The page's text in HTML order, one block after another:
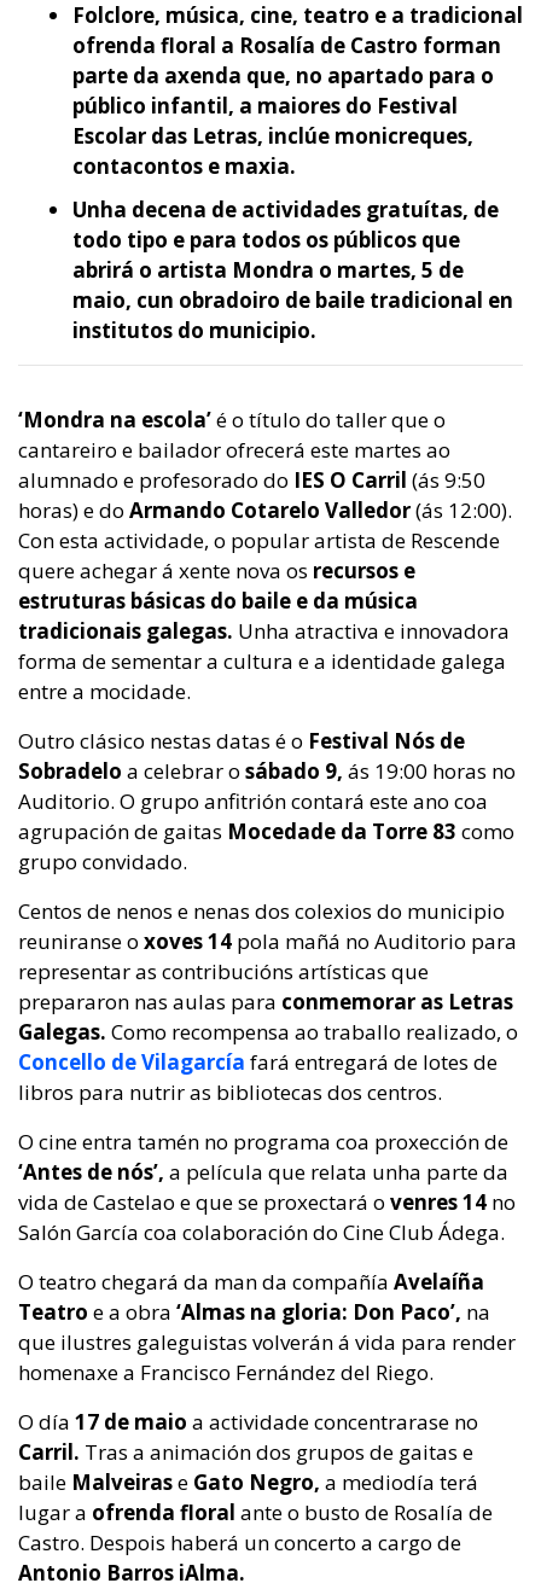
Folclore, música, cine, teatro e a tradicional
ofrenda floral a Rosalía de Castro forman
parte da axenda que, no apartado para o
público infantil, a maiores do Festival
Escolar das Letras, inclúe monicreques,
contacontos e maxia.
Unha decena de actividades gratuítas, de
todo tipo e para todos os públicos que
abrirá o artista Mondra o martes, 5 de
maio, cun obradoiro de baile tradicional en
institutos do municipio.
‘Mondra na escola’é o título do taller que o
cantareiro e bailador ofrecerá este martes ao
alumnado e profesorado do IES O Carril (ás 9:50
horas) e do Armando Cotarelo Valledor(ás 12:00).
Con esta actividade, o popular artista de Rescende
quere achegar á xente nova os recursos e
estruturas básicas do baile e da música
tradicionais galegas. Unha atractiva e innovadora
forma de sementar a cultura e a identidade galega
entre a mocidade.
Outro clásico nestas datas é o Festival Nós de
Sobradelo a celebrar o sábado 9, ás 19:00 horas no
Auditorio. O grupo anfitrión contará este ano coa
agrupación de gaitas Mocedade da Torre 83 como
grupo convidado.
Centos de nenos e nenas dos colexios do municipio
reuniranse o xoves 14 pola mañá no Auditorio para
representar as contribucións artísticas que
prepararon nas aulas para conmemorar as Letras
Galegas. Como recompensa ao traballo realizado, o
Concello de Vilagarcía fará entregará de lotes de
libros para nutrir as bibliotecas dos centros.
O cine entra tamén no programa coa proxección de
‘Antes de nós’, a película que relata unha parte da
vida de Castelao e que se proxectará o venres 14 no
Salón García coa colaboración do Cine Club Ádega.
O teatro chegará da man da compañía Avelaíña
Teatro e a obra ‘Almas na gloria: Don Paco’, na
que ilustres galeguistas volverán á vida para render
homenaxe a Francisco Fernández del Riego.
O día 17 de maio a actividade concentrarase no
Carril. Tras a animación dos grupos de gaitas e
baile Malveirase Gato Negro, a mediodía terá
lugar a ofrenda floral ante o busto de Rosalía de
Castro. Despois haberá un concerto a cargo de
Antonio Barros iAlma.